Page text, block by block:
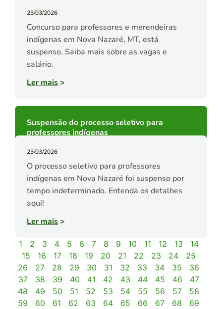
23/03/2026
Concurso para professores e merendeiras
indígenas em Nova Nazaré, MT, está
suspenso. Saiba mais sobre as vagas e
salário.
Ler mais>
Suspensão do processo seletivo para
professores indígenas
23/03/2026
O processo seletivo para professores
indígenas em Nova Nazaré foi suspenso por
tempo indeterminado. Entenda os detalhes
aqui!
Ler mais>
1 2 3 4 5 6 7 8 9 10 11 12 13
14
15
16 17 18 19 20 21 22 23 24
25
26
27 28 29 30 31 32 33 34 35
36
37
38 39 40 41 42 43 44 45 46
47
48
49 50 51 52 53 54 55 56 57
58
59
60 61 62 63 64 65 66 67 68
69